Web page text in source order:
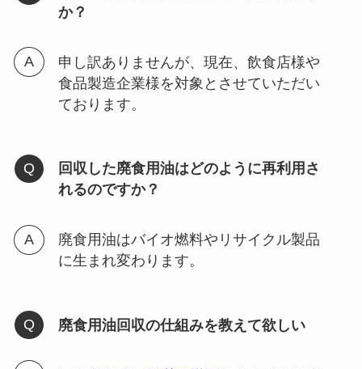
か？
申し訳ありませんが、現在、飲食店様や
食品製造企業様を対象とさせていただい
ております。
回収した廃食用油はどのように再利用さ
れるのですか？
廃食用油はバイオ燃料やリサイクル製品
に生まれ変わります。
廃食用油回収の仕組みを教えて欲しい